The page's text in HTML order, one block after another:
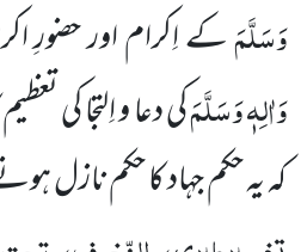
وَسَلَّمَکے اِکرام اور حضورِ
وَاٰلِہٖ وَسَلَّمَکی دعا و اِلتجا کی
کہ یہ حکم جہاد کا حکم نازل